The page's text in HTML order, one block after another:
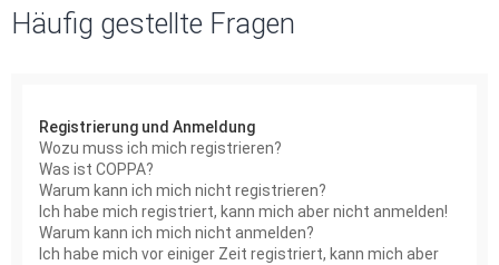
Häufig gestellte Fragen
Registrierung und Anmeldung
Wozu muss ich mich registrieren?
Was ist COPPA?
Warum kann ich mich nicht registrieren?
Ich habe mich registriert, kann mich aber nicht anmelden!
Warum kann ich mich nicht anmelden?
Ich habe mich vor einiger Zeit registriert, kann mich aber